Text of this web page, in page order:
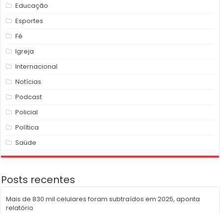
Educação
Esportes
Fé
Igreja
Internacional
Notícias
Podcast
Policial
Política
Saúde
Posts recentes
Mais de 830 mil celulares foram subtraídos em 2025, aponta
relatório